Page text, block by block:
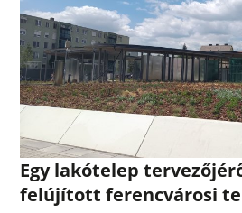
Egy lakótelep
felújított ferencvárosi